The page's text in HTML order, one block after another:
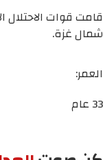
قامت قوات الاحتلال
شمال غزة.
العمر:
33 عام